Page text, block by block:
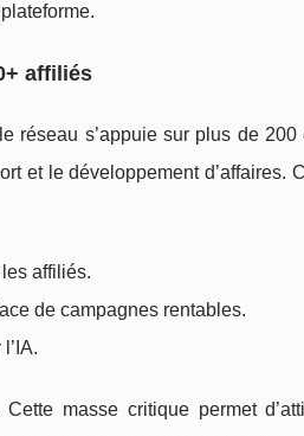
affiliés
réseau s’appuie sur plus de
et le développement d’affaires.
affiliés.
de campagnes rentables.
masse critique permet